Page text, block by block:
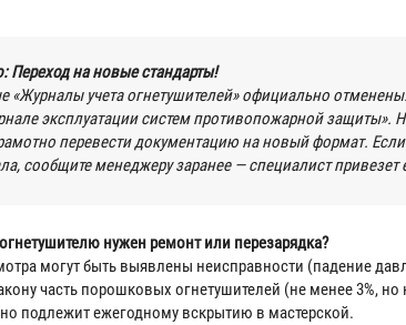
Переход на новые стандарты!
«Журналы учета огнетушителей» официально отменены.
эксплуатации систем противопожарной защиты».
перевести документацию на новый формат. Если
сообщите менеджеру заранее — специалист привезет
нужен ремонт или перезарядка?
могут быть выявлены неисправности (падение
часть порошковых огнетушителей (не менее 3%,
подлежит ежегодному вскрытию в мастерской.